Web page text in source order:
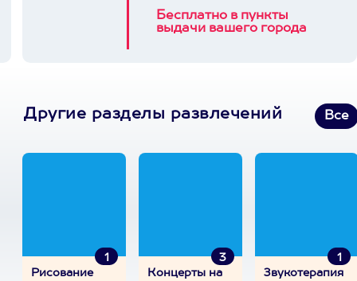
Бесплатно в пункты
выдачи вашего города
Другие разделы развлечений Все
1
Рисование
3
Концерты на
1
Звукотерапия